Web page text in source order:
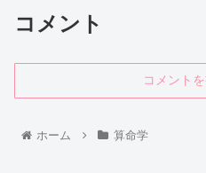
コメント
コメント
ホーム 算命学